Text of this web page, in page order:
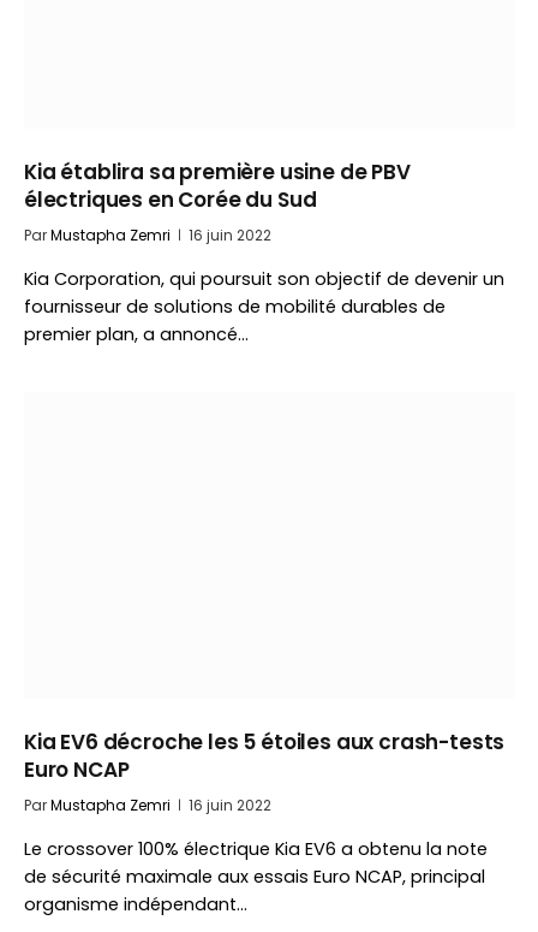
Kia établira sa première usine de PBV
électriques en Corée du Sud
ParMustapha Zemri 16 juin 2022
Kia Corporation, qui poursuit son objectif de devenir un
fournisseur de solutions de mobilité durables de
premier plan, a annoncé…
Kia EV6 décroche les 5 étoiles aux crash-tests
Euro NCAP
ParMustapha Zemri 16 juin 2022
Le crossover 100% électrique Kia EV6 a obtenu la note
de sécurité maximale aux essais Euro NCAP, principal
organisme indépendant…